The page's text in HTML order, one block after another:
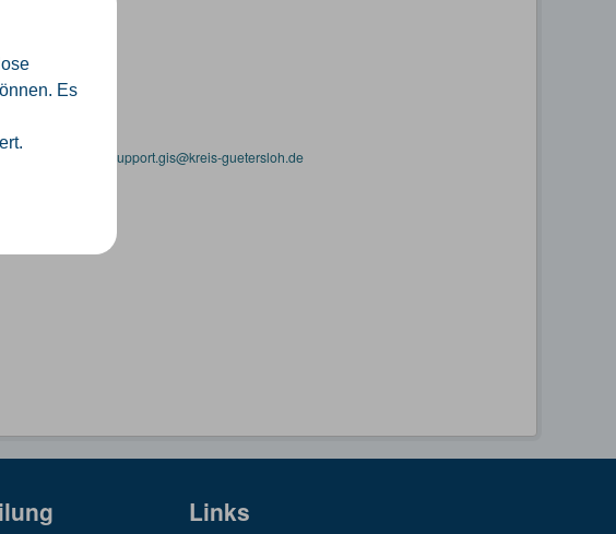
Es
unter: support.gis@kreis-guetersloh.de
Links